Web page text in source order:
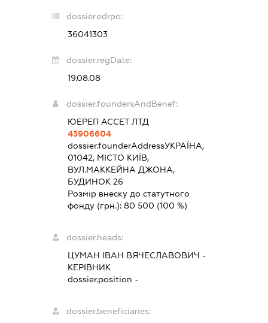
dossier.edrpo:
36041303
dossier.regDate:
19.08.08
dossier.foundersAndBenef:
ЮЕРЕП АССЕТ ЛТД
43906604
dossier.founderAddressУКРАЇНА,
01042, МІСТО КИЇВ,
ВУЛ.МАККЕЙНА ДЖОНА,
БУДИНОК 26
Розмір внеску до статутного
фонду (грн.): 80 500 (100 %)
dossier.heads:
ЦУМАН ІВАН ВЯЧЕСЛАВОВИЧ -
КЕРІВНИК
dossier.position -
dossier.beneficiaries: